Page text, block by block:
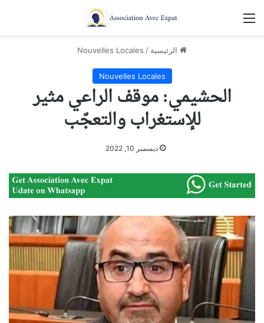
القائمة
الرئيسية /
Nouvelles Locales
Nouvelles Locales
الحشيمي: موقف الراعي مثير
للإستغراب والتعجّب
ديسمبر 10, 2022